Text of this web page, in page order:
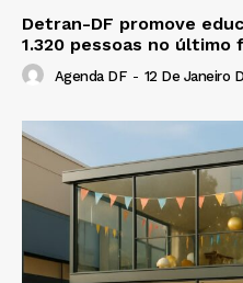
Detran-DF promove
1.320 pessoas no último
Agenda DF - 12 De Janeiro